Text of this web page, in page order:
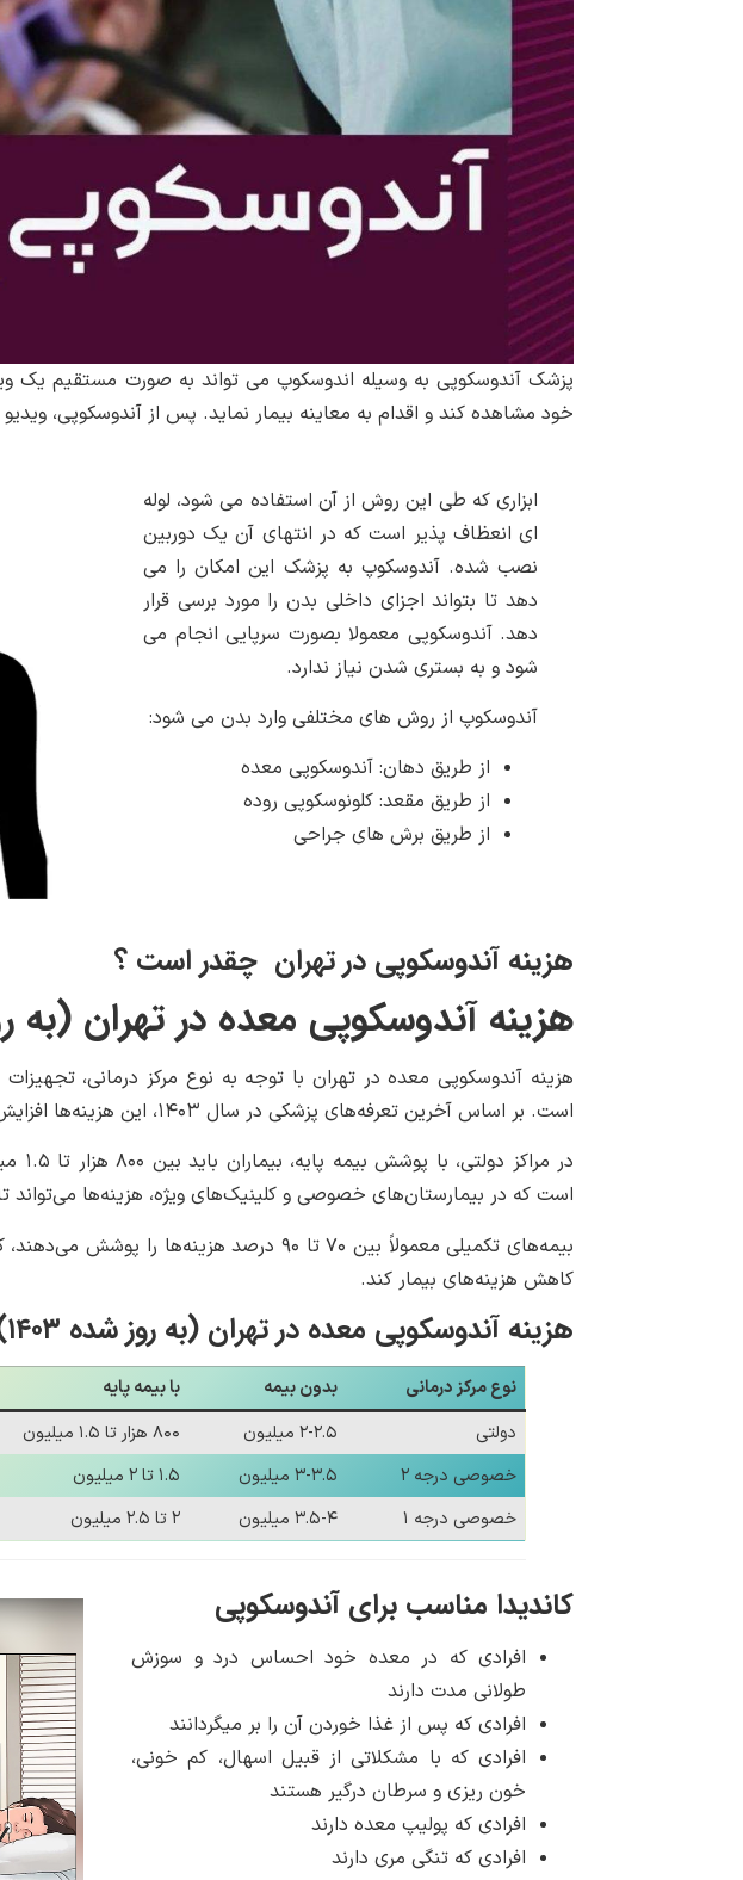
پزشک آندوسکوپی به وسیله اندوسکوپ می تواند به صورت مستقیم یک
خود مشاهده کند و اقدام به معاینه بیمار نماید. پس از آندوسکوپی، ویدیو
ابزاری که طی این روش از آن استفاده می شود، لوله
ای انعظاف پذیر است که در انتهای آن یک دوربین
نصب شده. آندوسکوپ به پزشک این امکان را می
دهد تا بتواند اجزای داخلی بدن را مورد برسی قرار
دهد. آندوسکوپی معمولا بصورت سرپایی انجام می
شود و به بستری شدن نیاز ندارد.
آندوسکوپ از روش های مختلفی وارد بدن می شود:
از طریق دهان: آندوسکوپی معده
از طریق مقعد: کلونوسکوپی روده
از طریق برش های جراحی
هزینه آندوسکوپی در تهران چقدر است ؟
هزینه آندوسکوپی معده در تهران (به روز
هزینه آندوسکوپی معده در تهران با توجه به نوع مرکز درمانی،
است. بر اساس آخرین تعرفه‌های پزشکی در سال ۱۴۰۳، این هزینه‌ها افزایش قابل توجهی داشته است.
در
است که در بیمارستان‌های خصوصی و کلینیک‌های ویژه، هزینه‌ها می‌تواند تا ۴ میلیون تومان نیز افزایش
بیمه‌های تکمیلی معمولاً بین ۷۰ تا ۹۰ درصد
کاهش هزینه‌های بیمار کند.
هزینه آندوسکوپی معده در تهران (به روز شده ۱۴۰۳)
نوع مرکز درمانی بدون بیمه با بیمه پایه
دولتی
۲-۲.۵ میلیون ۸۰۰ هزار تا ۱.۵ میلیون
خصوصی درجه ۲
۳-۳.۵ میلیون ۱.۵ تا ۲ میلیون
خصوصی درجه ۱
۳.۵-۴ میلیون ۲ تا ۲.۵ میلیون
کاندیدا مناسب برای آندوسکوپی
افرادی که در معده خود احساس درد و سوزش
طولانی مدت دارند
افرادی که پس از غذا خوردن آن را بر میگردانند
افرادی که با مشکلاتی از قبیل اسهال، کم خونی،
خون ریزی و سرطان درگیر هستند
افرادی که پولیپ معده دارند
افرادی که تنگی مری دارند